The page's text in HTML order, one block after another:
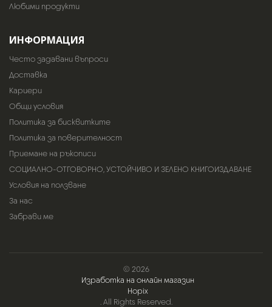
Любими продукти
ИНФОРМАЦИЯ
Често задавани въпроси
Доставка
Кариери
Общи условия
Политика за бисквитките
Политика за поверителност
Приемане на ръкописи
СОЦИАЛНО-ОТГОВОРНО, УСТОЙЧИВО И ЗЕЛЕНО КНИГОИЗДАВАНЕ
Условия на ползване
За нас
Забрави ме
© 2026
Изработка на онлайн магазин
Hopix
. All Rights Reserved.